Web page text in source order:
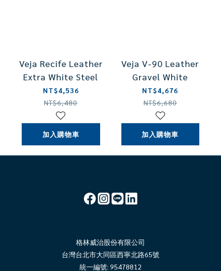
Veja Recife Leather
Extra White Steel
NT$4,536
NT$6,480
加入購物車
Veja V-90 Leather
Gravel White
NT$4,676
NT$6,680
加入購物車
格林威治股份有限公司
台灣台北市大同區西寧北路65號
統一編號: 95478812